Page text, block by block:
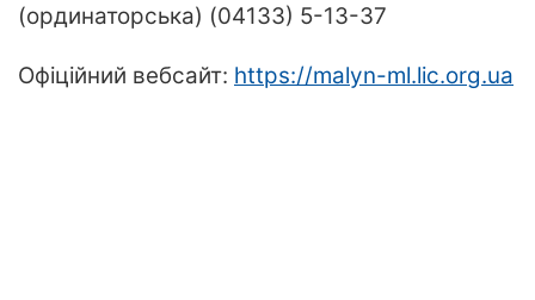
(ординаторська) (04133) 5-13-37
Офіційний вебсайт: https://malyn-ml.lic.org.ua